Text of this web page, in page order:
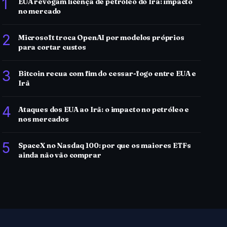
1
no mercado
2
Microsoft troca OpenAI por modelos próprios
para cortar custos
3
Bitcoin recua com fim do cessar-fogo entre EUA e
Irã
4
Ataques dos EUA ao Irã: o impacto no petróleo e
nos mercados
5
SpaceX no Nasdaq 100: por que os maiores ETFs
ainda não vão comprar